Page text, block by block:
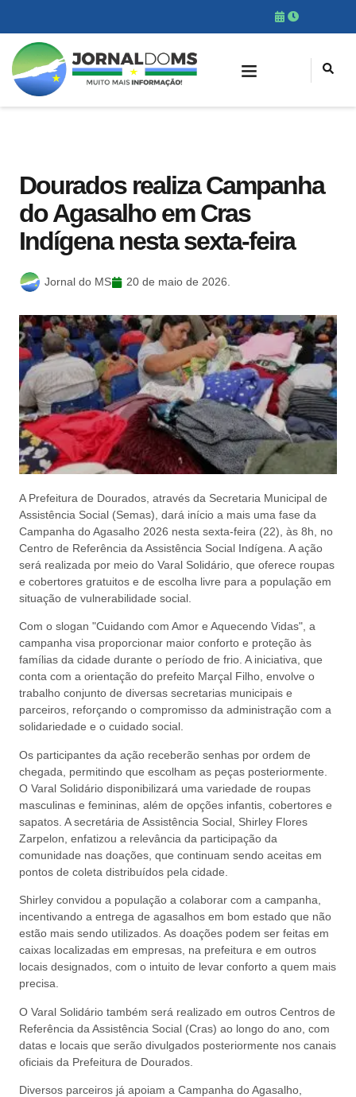
Dourados realiza Campanha
do Agasalho em Cras
Indígena nesta sexta-feira
Jornal do MS 20 de maio de 2026.
A Prefeitura de Dourados, através da Secretaria Municipal de
Assistência Social (Semas), dará início a mais uma fase da
Campanha do Agasalho 2026 nesta sexta-feira (22), às 8h, no
Centro de Referência da Assistência Social Indígena. A ação
será realizada por meio do Varal Solidário, que oferece roupas
e cobertores gratuitos e de escolha livre para a população em
situação de vulnerabilidade social.
Com o slogan "Cuidando com Amor e Aquecendo Vidas", a
campanha visa proporcionar maior conforto e proteção às
famílias da cidade durante o período de frio. A iniciativa, que
conta com a orientação do prefeito Marçal Filho, envolve o
trabalho conjunto de diversas secretarias municipais e
parceiros, reforçando o compromisso da administração com a
solidariedade e o cuidado social.
Os participantes da ação receberão senhas por ordem de
chegada, permitindo que escolham as peças posteriormente.
O Varal Solidário disponibilizará uma variedade de roupas
masculinas e femininas, além de opções infantis, cobertores e
sapatos. A secretária de Assistência Social, Shirley Flores
Zarpelon, enfatizou a relevância da participação da
comunidade nas doações, que continuam sendo aceitas em
pontos de coleta distribuídos pela cidade.
Shirley convidou a população a colaborar com a campanha,
incentivando a entrega de agasalhos em bom estado que não
estão mais sendo utilizados. As doações podem ser feitas em
caixas localizadas em empresas, na prefeitura e em outros
locais designados, com o intuito de levar conforto a quem mais
precisa.
O Varal Solidário também será realizado em outros Centros de
Referência da Assistência Social (Cras) ao longo do ano, com
datas e locais que serão divulgados posteriormente nos canais
oficiais da Prefeitura de Dourados.
Diversos parceiros já apoiam a Campanha do Agasalho,